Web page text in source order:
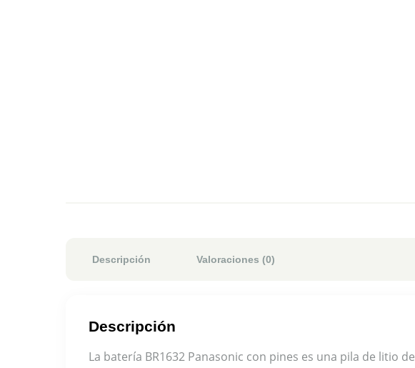
Descripción Valoraciones (0)
Descripción
La batería BR1632 Panasonic con pines es una pila de litio de